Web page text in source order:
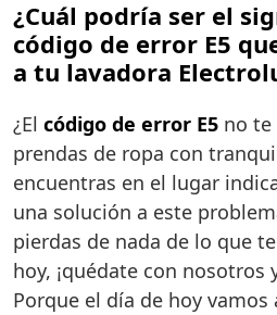
¿Cuál podría ser el
código de error E5
a tu lavadora
¿El código de error E5 no te
prendas de ropa con
encuentras en el lugar
una solución a este
pierdas de nada de lo que
hoy, ¡quédate con nosotros
Porque el día de hoy vamos